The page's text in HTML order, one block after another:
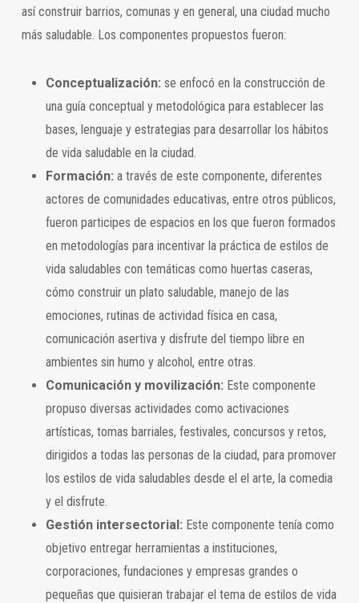
así construir barrios, comunas y en general, una ciudad mucho
más saludable. Los componentes propuestos fueron:
Conceptualización: se enfocó en la construcción de
una guía conceptual y metodológica para establecer las
bases, lenguaje y estrategias para desarrollar los hábitos
de vida saludable en la ciudad.
Formación: a través de este componente, diferentes
actores de comunidades educativas, entre otros públicos,
fueron participes de espacios en los que fueron formados
en metodologías para incentivar la práctica de estilos de
vida saludables con temáticas como huertas caseras,
cómo construir un plato saludable, manejo de las
emociones, rutinas de actividad física en casa,
comunicación asertiva y disfrute del tiempo libre en
ambientes sin humo y alcohol, entre otras.
Comunicación y movilización: Este componente
propuso diversas actividades como activaciones
artísticas, tomas barriales, festivales, concursos y retos,
dirigidos a todas las personas de la ciudad, para promover
los estilos de vida saludables desde el el arte, la comedia
y el disfrute.
Gestión intersectorial: Este componente tenía como
objetivo entregar herramientas a instituciones,
corporaciones, fundaciones y empresas grandes o
pequeñas que quisieran trabajar el tema de estilos de vida